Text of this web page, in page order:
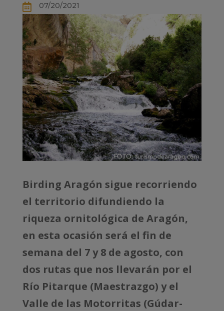
 07/20/2021
Birding Aragón sigue recorriendo
el territorio difundiendo la
riqueza ornitológica de Aragón,
en esta ocasión será el fin de
semana del 7 y 8 de agosto, con
dos rutas que nos llevarán por el
Río Pitarque (Maestrazgo) y el
Valle de las Motorritas (Gúdar-